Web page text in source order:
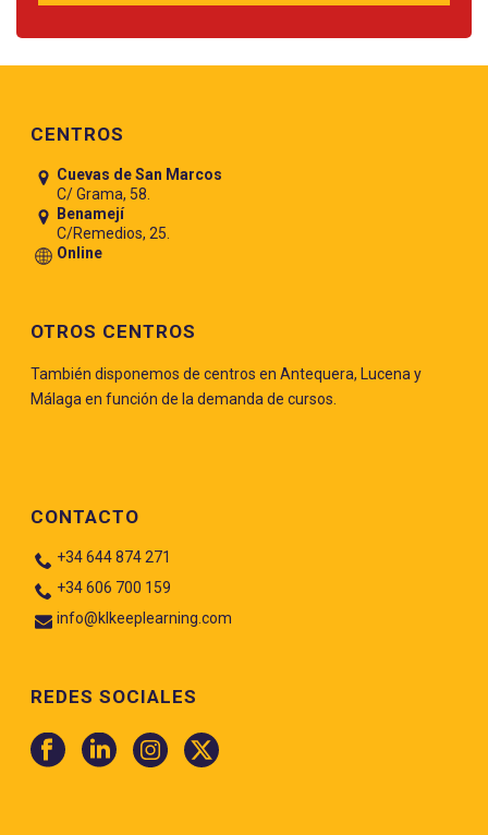
CENTROS
Cuevas de San Marcos
C/ Grama, 58.
Benamejí
C/Remedios, 25.
Online
OTROS CENTROS
También disponemos de centros en Antequera, Lucena y
Málaga en función de la demanda de cursos.
CONTACTO
+34 644 874 271
+34 606 700 159
info@klkeeplearning.com
REDES SOCIALES